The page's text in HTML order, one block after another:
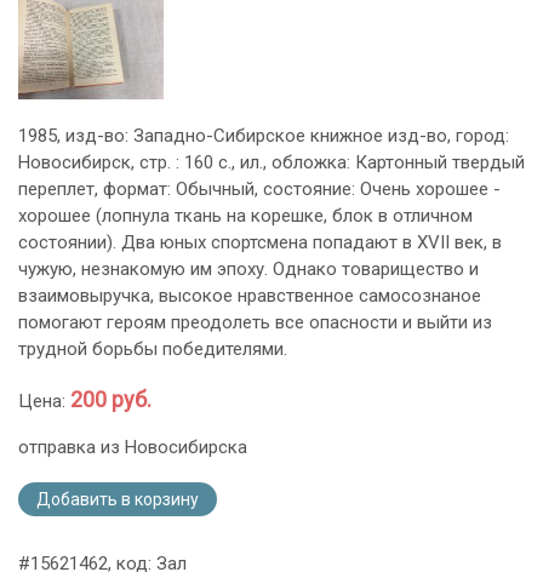
1985, изд-во: Западно-Сибирское книжное изд-во, город:
Новосибирск, стр. : 160 с., ил., обложка: Картонный твердый
переплет, формат: Обычный, состояние: Очень хорошее -
хорошее (лопнула ткань на корешке, блок в отличном
состоянии). Два юных спортсмена попадают в XVII век, в
чужую, незнакомую им эпоху. Однако товарищество и
взаимовыручка, высокое нравственное самосознаное
помогают героям преодолеть все опасности и выйти из
трудной борьбы победителями.
Цена: 200 руб.
отправка из Новосибирска
Добавить в корзину
#15621462, код: Зал